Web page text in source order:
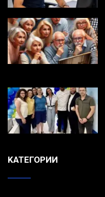
KАТЕГОРИИ